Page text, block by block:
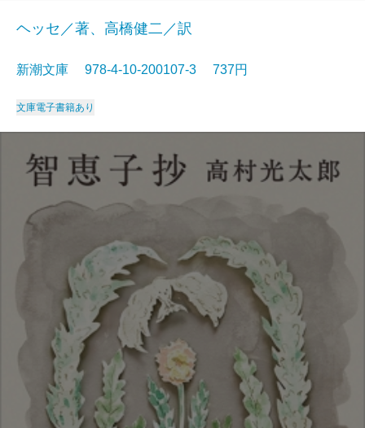
ヘッセ／著、高橋健二／訳
新潮文庫 978-4-10-200107-3 737円
文庫電子書籍あり